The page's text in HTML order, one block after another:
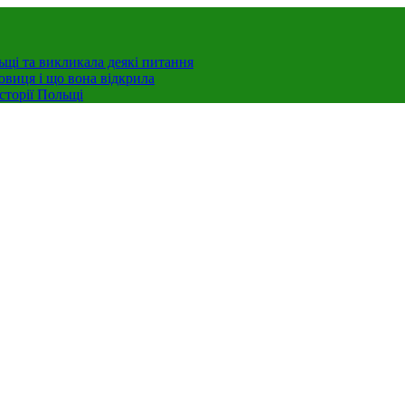
та викликала деякі питання
і що вона відкрила
Польщі